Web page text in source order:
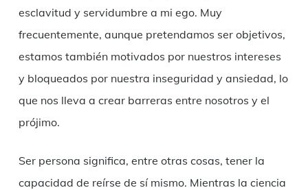
esclavitud y servidumbre a mi ego. Muy
frecuentemente, aunque pretendamos ser objetivos,
estamos también motivados por nuestros intereses
y bloqueados por nuestra inseguridad y ansiedad, lo
que nos lleva a crear barreras entre nosotros y el
prójimo.
Ser persona significa, entre otras cosas, tener la
capacidad de reírse de sí mismo. Mientras la ciencia